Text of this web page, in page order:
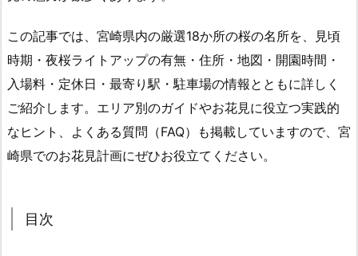
この記事では、宮崎県内の厳選18か所の桜の名所を、見頃
時期・夜桜ライトアップの有無・住所・地図・開園時間・
入場料・定休日・最寄り駅・駐車場の情報とともに詳しく
ご紹介します。エリア別のガイドやお花見に役立つ実践的
なヒント、よくある質問（FAQ）も掲載していますので、宮
崎県でのお花見計画にぜひお役立てください。
目次